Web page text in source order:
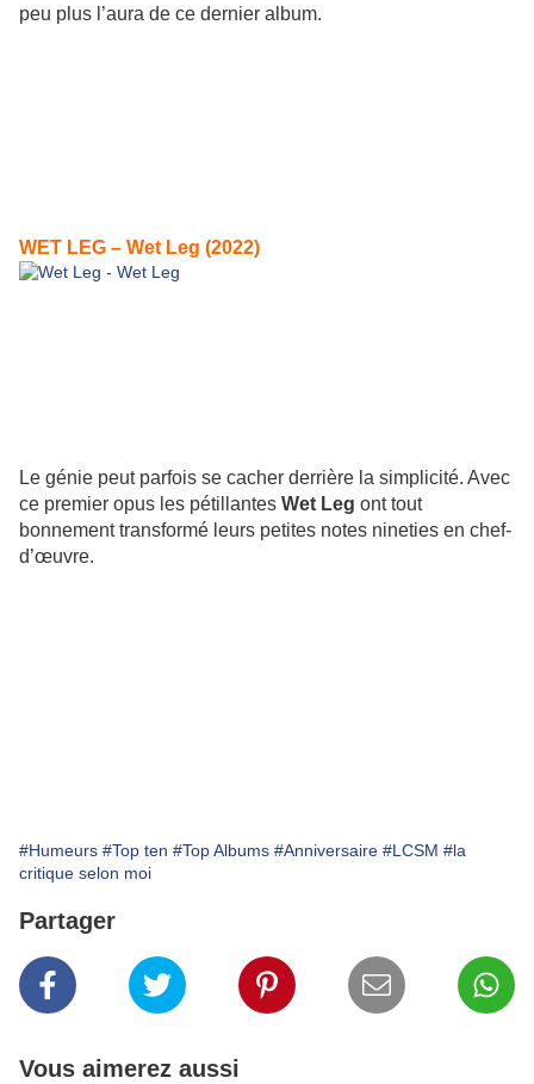
peu plus l’aura de ce dernier album.
WET LEG – Wet Leg (2022)
Le génie peut parfois se cacher derrière la simplicité. Avec
ce premier opus les pétillantes Wet Leg ont tout
bonnement transformé leurs petites notes nineties en chef-
d’œuvre.
#Humeurs #Top ten #Top Albums #Anniversaire #LCSM #la
critique selon moi
Partager
Vous aimerez aussi